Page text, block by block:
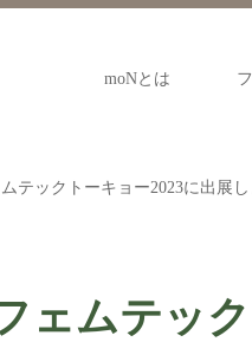
moNとは
テックトーキョー2023に出展し
ェムテッ